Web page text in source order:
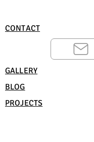
CONTACT
GALLERY
BLOG
PROJECTS